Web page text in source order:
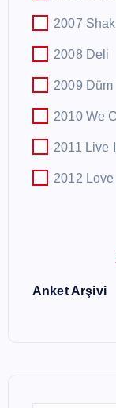
2007
2008 Deli
2009 Düm
2010 We
2011 Live
2012
Anket Arşivi